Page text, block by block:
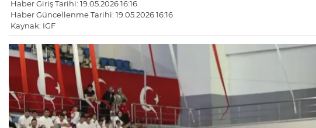
Haber Giriş Tarihi: 19.05.2026 16:16
Haber Güncellenme Tarihi: 19.05.2026 16:16
Kaynak: IGF